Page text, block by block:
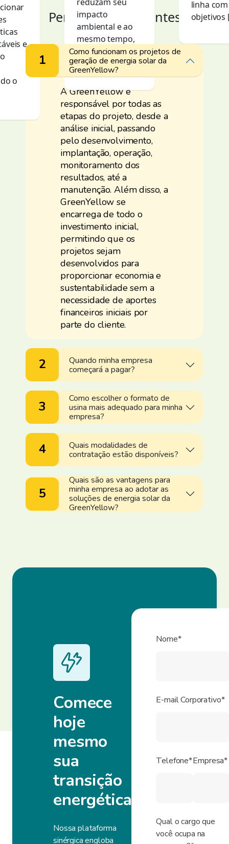
e
o
impacto
ambiental e ao
mesmo tempo,
otimizem seus
processos. […]
linha
objetivos
Perguntas Frequentes
1
Como funcionam os projetos de
geração de energia solar da
GreenYellow?
A GreenYellow é
responsável por todas as
etapas do projeto, desde a
análise inicial, passando
pelo desenvolvimento,
implantação, operação,
monitoramento dos
resultados, até a
manutenção. Além disso, a
GreenYellow se
encarrega de todo o
investimento inicial,
permitindo que os
projetos sejam
desenvolvidos para
proporcionar economia e
sustentabilidade sem a
necessidade de aportes
financeiros iniciais por
parte do cliente.
2
Quando minha empresa
começará a pagar?
3
Como escolher o formato de
usina mais adequado para minha
empresa?
4
Quais modalidades de
contratação estão disponíveis?
5
Quais são as vantagens para
minha empresa ao adotar as
soluções de energia solar da
GreenYellow?
Comece
hoje
mesmo
sua
transição
energética
Nossa plataforma
sinérgica engloba
Nome*
E-mail Corporativo*
Telefone*Empresa*
Qual o cargo que
você ocupa na